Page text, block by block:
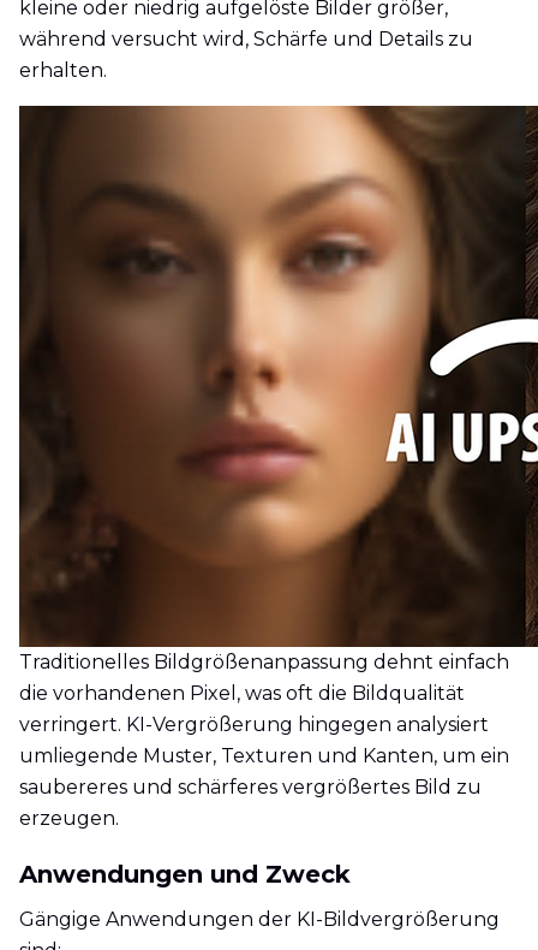
kleine oder niedrig aufgelöste Bilder größer,
während versucht wird, Schärfe und Details zu
erhalten.
Traditionelles Bildgrößenanpassung dehnt einfach
die vorhandenen Pixel, was oft die Bildqualität
verringert. KI-Vergrößerung hingegen analysiert
umliegende Muster, Texturen und Kanten, um ein
saubereres und schärferes vergrößertes Bild zu
erzeugen.
Anwendungen und Zweck
Gängige Anwendungen der KI-Bildvergrößerung